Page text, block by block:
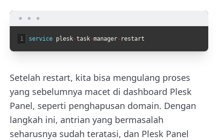
1 service plesk-task-manager- restart
Setelah restart, kita bisa mengulang proses
yang sebelumnya macet di dashboard Plesk
Panel, seperti penghapusan domain. Dengan
langkah ini, antrian yang bermasalah
seharusnya sudah teratasi, dan Plesk Panel